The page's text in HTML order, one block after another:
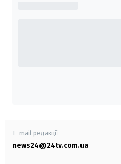
E-mail редакції
news24@24tv.com.ua